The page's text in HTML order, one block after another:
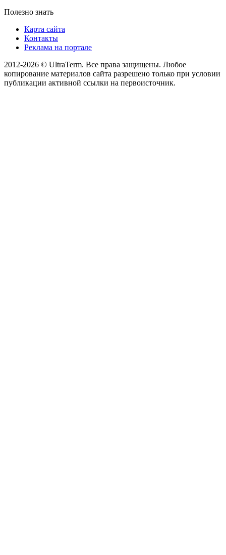
Полезно знать
Карта сайта
Контакты
Реклама на портале
2012-2026 © UltraTerm. Все права защищены. Любое
копирование материалов сайта разрешено только при условии
публикации активной ссылки на первоисточник.